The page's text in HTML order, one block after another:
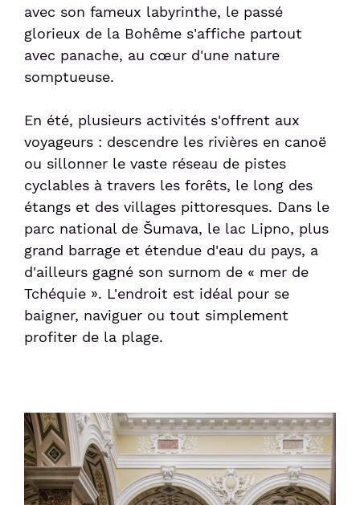
avec son fameux labyrinthe, le passé
glorieux de la Bohême s'affiche partout
avec panache, au cœur d'une nature
somptueuse.
En été, plusieurs activités s'offrent aux
voyageurs : descendre les rivières en canoë
ou sillonner le vaste réseau de pistes
cyclables à travers les forêts, le long des
étangs et des villages pittoresques. Dans le
parc national de Šumava, le lac Lipno, plus
grand barrage et étendue d'eau du pays, a
d'ailleurs gagné son surnom de « mer de
Tchéquie ». L'endroit est idéal pour se
baigner, naviguer ou tout simplement
profiter de la plage.
Image